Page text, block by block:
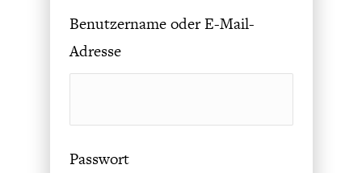
Benutzername oder E-Mail-
Adresse
Passwort